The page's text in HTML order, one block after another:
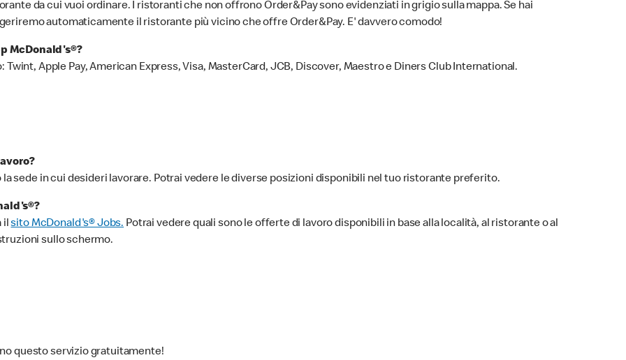
da cui vuoi ordinare. I ristoranti che non offrono Order&Pay sono evidenziati in grigio sulla mappa. Se hai
automaticamente il ristorante più vicino che offre Order&Pay. E' davvero comodo!
McDonald's®?
Apple Pay, American Express, Visa, MasterCard, JCB, Discover, Maestro e Diners Club International.
sede in cui desideri lavorare. Potrai vedere le diverse posizioni disponibili nel tuo ristorante preferito.
ilsito McDonald's® Jobs.Potrai vedere quali sono le offerte di lavoro disponibili in base alla località, al ristorante o al
sullo schermo.
questo servizio gratuitamente!